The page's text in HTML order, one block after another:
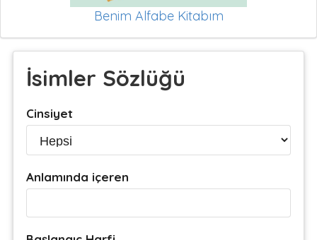
Benim Alfabe Kitabım
İsimler Sözlüğü
Cinsiyet
Anlamında içeren